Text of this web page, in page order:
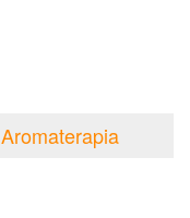
Aromaterapia